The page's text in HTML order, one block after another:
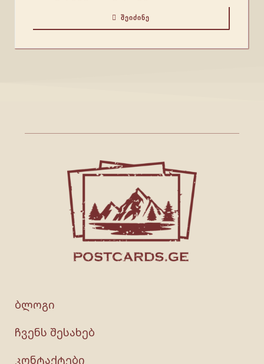
ᲨᲔᲘᲫᲘᲜᲔ
ბლოგი
ჩვენს შესახებ
კონტაქტები